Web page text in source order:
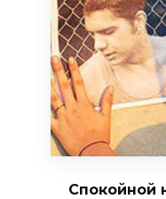
Спокойной